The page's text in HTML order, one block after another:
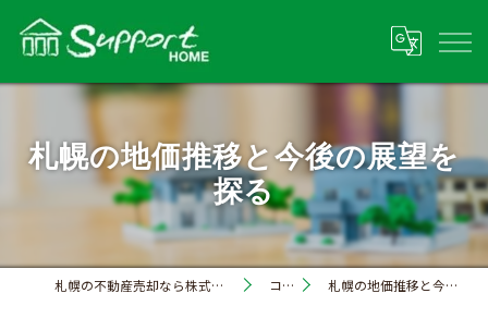
札幌の地価推移と今後の展望を
探る
札幌の不動産売却なら株式会社サポートホーム コラム 札幌の地価推移と今後の展望を探る